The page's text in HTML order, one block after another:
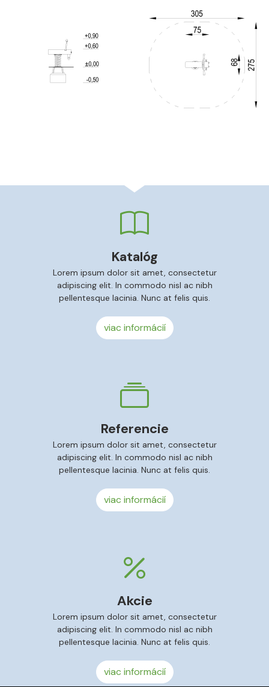
Katalóg
Lorem ipsum dolor sit amet, consectetur
adipiscing elit. In commodo nisl ac nibh
pellentesque lacinia. Nunc at felis quis.
viac informácií
Referencie
Lorem ipsum dolor sit amet, consectetur
adipiscing elit. In commodo nisl ac nibh
pellentesque lacinia. Nunc at felis quis.
viac informácií
Akcie
Lorem ipsum dolor sit amet, consectetur
adipiscing elit. In commodo nisl ac nibh
pellentesque lacinia. Nunc at felis quis.
viac informácií